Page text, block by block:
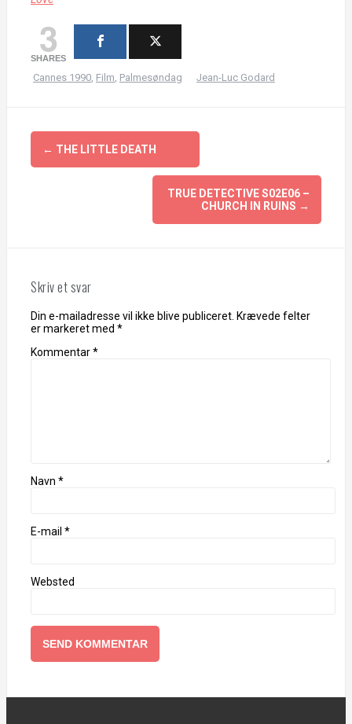
3
SHARES
Cannes 1990, Film, Palmesøndag Jean-Luc Godard
Indlægsnavigation
← THE LITTLE DEATH
TRUE DETECTIVE S02E06 –
CHURCH IN RUINS →
Skriv et svar
Din e-mailadresse vil ikke blive publiceret. Krævede felter
er markeret med *
Kommentar*
Navn *
E-mail *
Websted